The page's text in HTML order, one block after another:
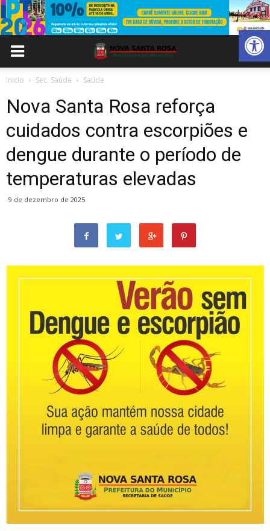
Abrir
Inicio Sec. Saúde Saúde
Nova Santa Rosa reforça
cuidados contra escorpiões e
dengue durante o período de
temperaturas elevadas
9 de dezembro de 2025